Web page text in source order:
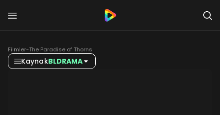
Filmler-The Paradise of Thorns
KaynakBLDRAMA